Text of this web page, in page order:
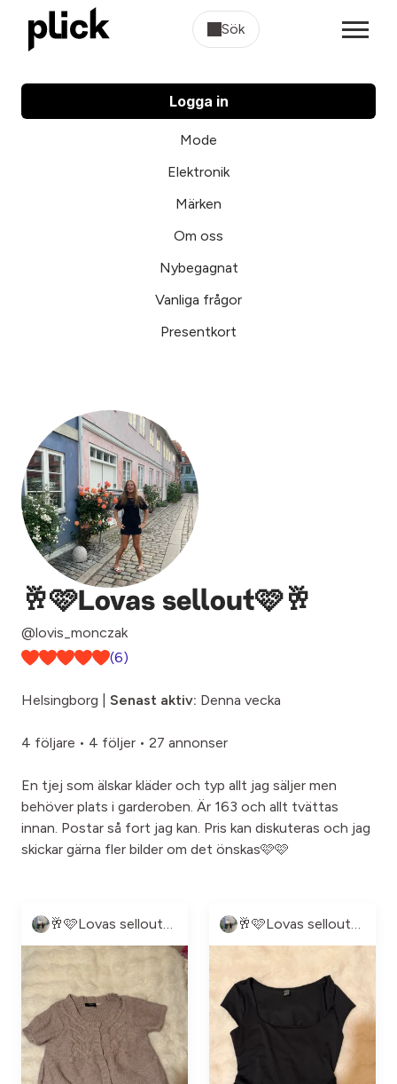
Sök
Logga in
Mode
Elektronik
Märken
Om oss
Nybegagnat
Vanliga frågor
Presentkort
🥂🩷Lovas sellout🩷🥂
@lovis_monczak
(6)
Helsingborg | Senast aktiv: Denna vecka
4 följare • 4 följer • 27 annonser
En tjej som älskar kläder och typ allt jag säljer men
behöver plats i garderoben. Är 163 och allt tvättas
innan. Postar så fort jag kan. Pris kan diskuteras och jag
skickar gärna fler bilder om det önskas🩷🩷
🥂🩷Lovas sellout🩷🥂 🥂🩷Lovas sellout🩷🥂